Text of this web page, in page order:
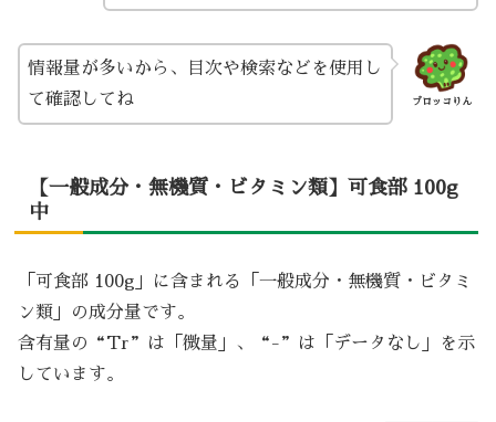
ブロッコりん
情報量が多いから、目次や検索などを使用し
て確認してね
【一般成分・無機質・ビタミン類】可食部 100g
中
「可食部 100g」に含まれる「一般成分・無機質・ビタミ
ン類」の成分量です。
含有量の“Tr”は「微量」、“-”は「データなし」を示
しています。